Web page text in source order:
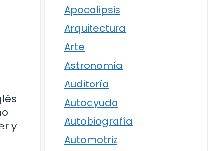
y
Apocalipsis
Arquitectura
Arte
Astronomía
Auditoría
Autoayuda
Autobiografía
Automotriz